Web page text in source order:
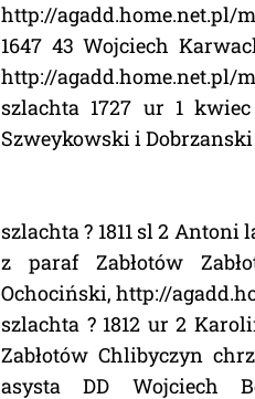
http://agadd.home.net.pl/
1647 43 Wojciech
http://agadd.home.net.pl/
szlachta 1727 ur 1
Szweykowski i
szlachta ? 1811 sl 2
z paraf Zabłotów
Ochociński, http://
szlachta ? 1812 ur 2
Zabłotów Chlibyczyn
asysta DD Wojciech